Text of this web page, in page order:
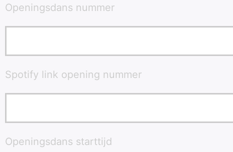
Openingsdans nummer
Spotify link opening nummer
Openingsdans starttijd